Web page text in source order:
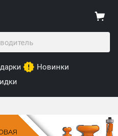
Новинки
Технологии